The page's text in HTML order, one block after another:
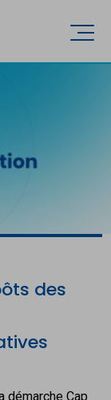
des
démarche Cap